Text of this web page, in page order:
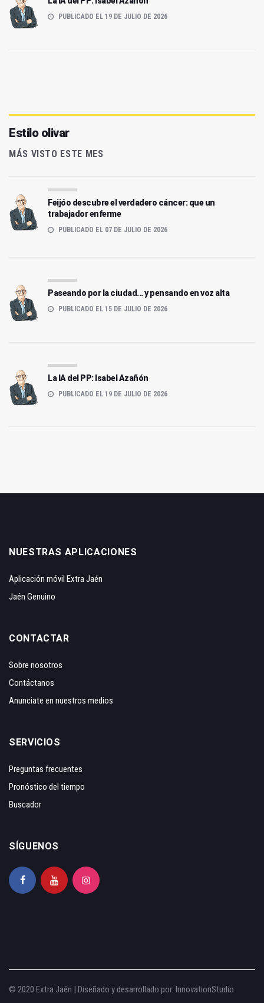
PUBLICADO EL 19 DE JULIO DE 2026
Estilo olivar
MÁS VISTO ESTE MES
Feijóo descubre el verdadero cáncer: que un
trabajador enferme
PUBLICADO EL 07 DE JULIO DE 2026
Paseando por la ciudad... y pensando en voz alta
PUBLICADO EL 15 DE JULIO DE 2026
La IA del PP: Isabel Azañón
PUBLICADO EL 19 DE JULIO DE 2026
NUESTRAS APLICACIONES
Aplicación móvil Extra Jaén
Jaén Genuino
CONTACTAR
Sobre nosotros
Contáctanos
Anunciate en nuestros medios
SERVICIOS
Preguntas frecuentes
Pronóstico del tiempo
Buscador
SÍGUENOS
© 2020 Extra Jaén | Diseñado y desarrollado por: InnovationStudio